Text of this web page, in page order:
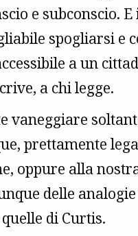
e subconscio.
spogliarsi
a un
a chi legge.
vaneggiare
prettamente
oppure alla
delle
di Curtis.